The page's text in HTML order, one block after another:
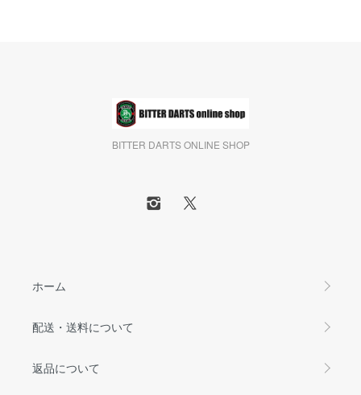
BITTER DARTS ONLINE SHOP
ホーム
配送・送料について
返品について